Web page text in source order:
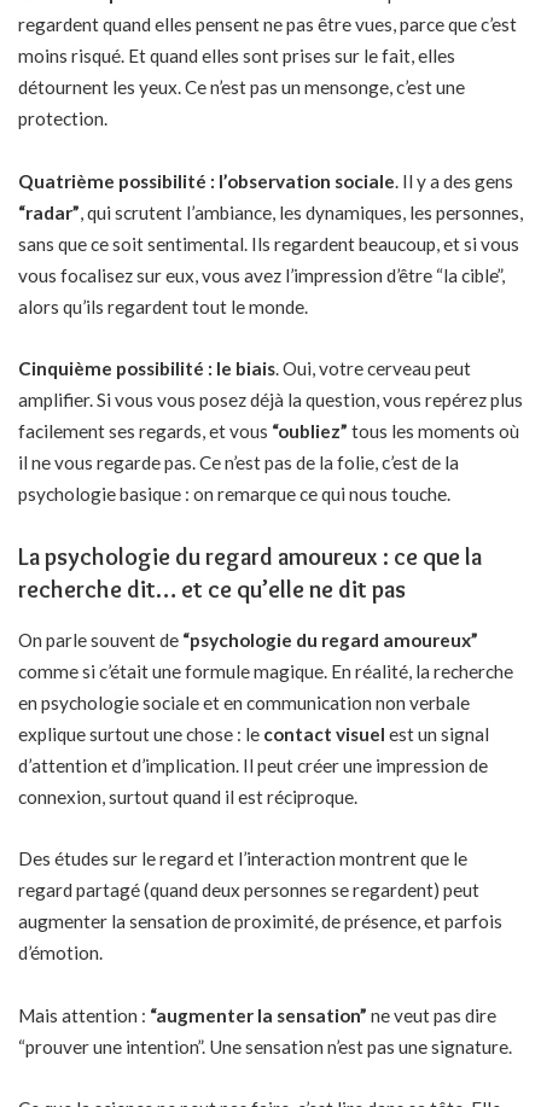
regardent quand elles pensent ne pas être vues, parce que c’est
moins risqué. Et quand elles sont prises sur le fait, elles
détournent les yeux. Ce n’est pas un mensonge, c’est une
protection.
Quatrième possibilité : l’observation sociale . Il y a des gens
“radar” , qui scrutent l’ambiance, les dynamiques, les personnes,
sans que ce soit sentimental. Ils regardent beaucoup, et si vous
vous focalisez sur eux, vous avez l’impression d’être “la cible”,
alors qu’ils regardent tout le monde.
Cinquième possibilité : le biais. Oui, votre cerveau peut
amplifier. Si vous vous posez déjà la question, vous repérez plus
facilement ses regards, et vous “oubliez” tous les moments où
il ne vous regarde pas. Ce n’est pas de la folie, c’est de la
psychologie basique : on remarque ce qui nous touche.
La psychologie du regard amoureux : ce que la
recherche dit… et ce qu’elle ne dit pas
On parle souvent de “psychologie du regard amoureux”
comme si c’était une formule magique. En réalité, la recherche
en psychologie sociale et en communication non verbale
explique surtout une chose : le contact visuel est un signal
d’attention et d’implication. Il peut créer une impression de
connexion, surtout quand il est réciproque.
Des études sur le regard et l’interaction montrent que le
regard partagé (quand deux personnes se regardent) peut
augmenter la sensation de proximité, de présence, et parfois
d’émotion.
Mais attention : “augmenter la sensation” ne veut pas dire
“prouver une intention”. Une sensation n’est pas une signature.